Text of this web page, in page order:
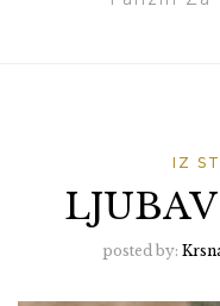
IZ
posted by: